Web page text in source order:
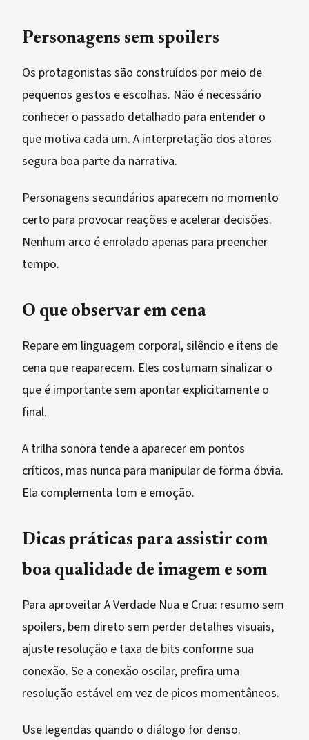
Personagens sem spoilers
Os protagonistas são construídos por meio de
pequenos gestos e escolhas. Não é necessário
conhecer o passado detalhado para entender o
que motiva cada um. A interpretação dos atores
segura boa parte da narrativa.
Personagens secundários aparecem no momento
certo para provocar reações e acelerar decisões.
Nenhum arco é enrolado apenas para preencher
tempo.
O que observar em cena
Repare em linguagem corporal, silêncio e itens de
cena que reaparecem. Eles costumam sinalizar o
que é importante sem apontar explicitamente o
final.
A trilha sonora tende a aparecer em pontos
críticos, mas nunca para manipular de forma óbvia.
Ela complementa tom e emoção.
Dicas práticas para assistir com
boa qualidade de imagem e som
Para aproveitar A Verdade Nua e Crua: resumo sem
spoilers, bem direto sem perder detalhes visuais,
ajuste resolução e taxa de bits conforme sua
conexão. Se a conexão oscilar, prefira uma
resolução estável em vez de picos momentâneos.
Use legendas quando o diálogo for denso.